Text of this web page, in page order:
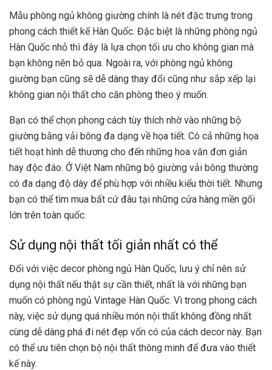
Mẫu phòng ngủ không giường chính là nét đặc trưng trong
phong cách thiết kế Hàn Quốc. Đặc biệt là những phòng ngủ
Hàn Quốc nhỏ thì đây là lựa chọn tối ưu cho không gian mà
bạn không nên bỏ qua. Ngoài ra, với phòng ngủ không
giường bạn cũng sẽ dễ dàng thay đổi cũng như sắp xếp lại
không gian nội thất cho căn phòng theo ý muốn.
Bạn có thể chọn phong cách tùy thích nhờ vào những bộ
giường bằng vải bông đa dạng về họa tiết. Có cả những họa
tiết hoạt hình dễ thương cho đến những hoa văn đơn giản
hay độc đáo. Ở Việt Nam những bộ giường vải bông thường
có đa dạng độ dày để phù hợp với nhiều kiểu thời tiết. Nhưng
bạn có thể tìm mua bất cứ đâu tại những cửa hàng mền gối
lớn trên toàn quốc.
Sử dụng nội thất tối giản nhất có thể
Đối với việc decor phòng ngủ Hàn Quốc, lưu ý chỉ nên sử
dụng nội thất nếu thật sự cần thiết, nhất là với những bạn
muốn có phòng ngủ Vintage Hàn Quốc. Vì trong phong cách
này, việc sử dụng quá nhiều món nội thất không đồng nhất
cùng dễ dàng phá đi nét đẹp vốn có của cách decor này. Bạn
có thể ưu tiên chọn bộ nội thất thông minh để đưa vào thiết
kế này.